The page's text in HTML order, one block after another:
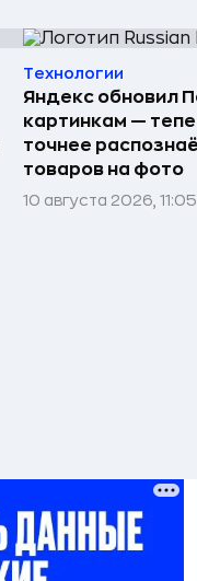
Технологии
Яндекс обновил
картинкам —
точнее
товаров на фото
10 августа 2026, 11:05